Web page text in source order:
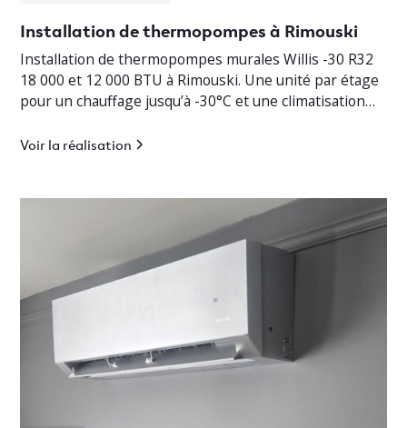
Installation de thermopompes à Rimouski
Installation de thermopompes murales Willis -30 R32
18 000 et 12 000 BTU à Rimouski. Une unité par étage
pour un chauffage jusqu’à -30°C et une climatisation
Voir la réalisation